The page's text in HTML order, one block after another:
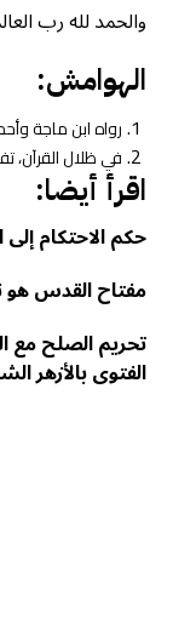
والحمد لله رب
الهوامش:
رواه ابن ماجة
في ظلال القرآن،
اقرأ أيضا:
حكم الاحتكام إلى
مفتاح القدس
تحريم الصلح مع
الفتوى بالأزهر